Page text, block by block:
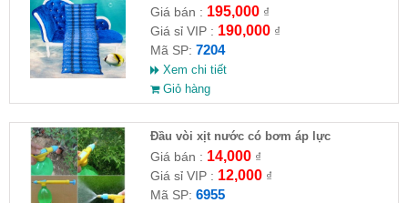
Giá bán : 195,000₫
Giá sỉ VIP : 190,000₫
Mã SP: 7204
Xem chi tiết
Giỏ hàng
Đầu vòi xịt nước có bơm áp lực
Giá bán : 14,000₫
Giá sỉ VIP : 12,000₫
Mã SP: 6955